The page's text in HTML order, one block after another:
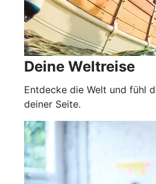
Deine Weltreise
Entdecke die Welt und fühl
deiner Seite.